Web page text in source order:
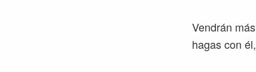
Vendrán
hagas con